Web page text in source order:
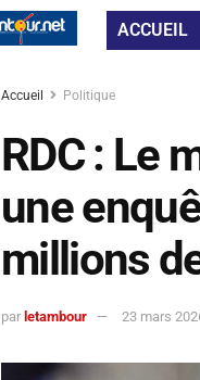
ACCUEIL
Accueil Politique
RDC : Le
une
millions
par letambour 23 mars